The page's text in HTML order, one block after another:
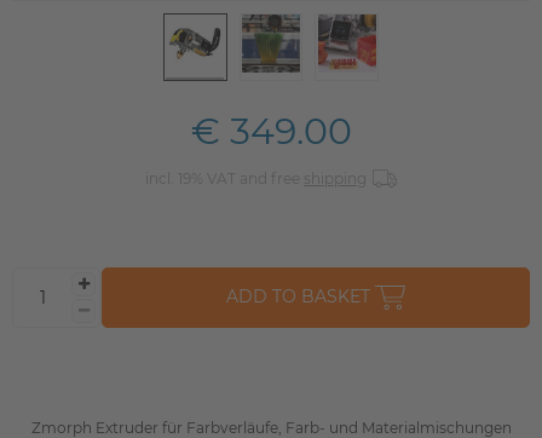
Zmorph Extruder für Farbverläufe, Farb- und Materialmischungen
€ 349.00
incl. 19% VAT and free shipping
ADD TO BASKET